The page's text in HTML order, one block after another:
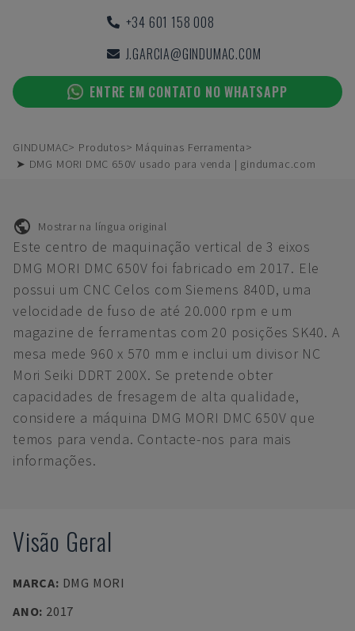
+34 601 158 008
J.GARCIA@GINDUMAC.COM
ENTRE EM CONTATO NO WHATSAPP
GINDUMAC Produtos
Máquinas Ferramenta
➤ DMG MORI DMC 650V usado para venda | gindumac.com
Mostrar na língua original
Este centro de maquinação vertical de 3 eixos
DMG MORI DMC 650V foi fabricado em 2017. Ele
possui um CNC Celos com Siemens 840D, uma
velocidade de fuso de até 20.000 rpm e um
magazine de ferramentas com 20 posições SK40. A
mesa mede 960 x 570 mm e inclui um divisor NC
Mori Seiki DDRT 200X. Se pretende obter
capacidades de fresagem de alta qualidade,
considere a máquina DMG MORI DMC 650V que
temos para venda. Contacte-nos para mais
informações.
Visão Geral
MARCA: DMG MORI
ANO: 2017